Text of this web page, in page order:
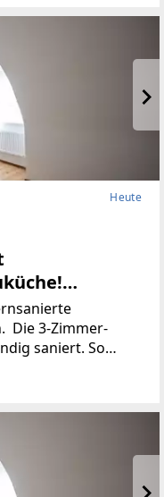
Heute
Die 3-Zimmer-
saniert. So
gänzlich